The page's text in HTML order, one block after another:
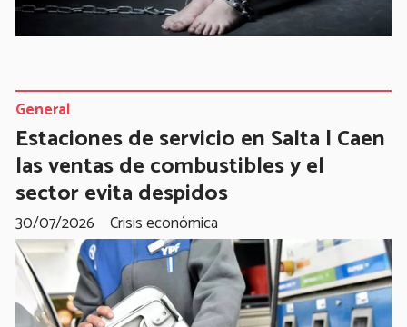
Estaciones de servicio en Salta | Caen
las ventas de combustibles y el
sector evita despidos
Crisis económica
General
30/07/2026